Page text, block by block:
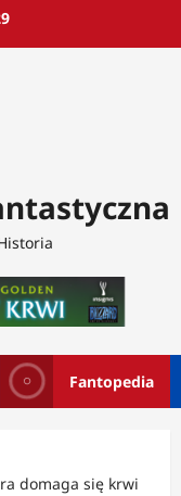
Fantopedia
domaga się krwi